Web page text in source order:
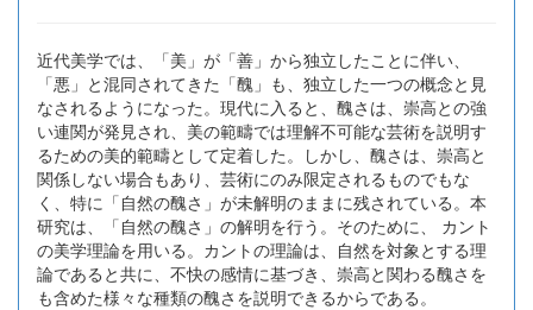
近代美学では、「美」が「善」から独立したことに伴い、
「悪」と混同されてきた「醜」も、独立した一つの概念と見
なされるようになった。現代に入ると、醜さは、崇高との強
い連関が発見され、美の範疇では理解不可能な芸術を説明す
るための美的範疇として定着した。しかし、醜さは、崇高と
関係しない場合もあり、芸術にのみ限定されるものでもな
く、特に「自然の醜さ」が未解明のままに残されている。本
研究は、「自然の醜さ」の解明を行う。そのために、 カント
の美学理論を用いる。カントの理論は、自然を対象とする理
論であると共に、不快の感情に基づき、崇高と関わる醜さを
も含めた様々な種類の醜さを説明できるからである。